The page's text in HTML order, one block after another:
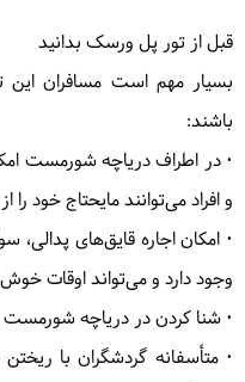
قبل از تور پل ورسک بدانید
بسیار مهم است مسافران این
باشند:
• در اطراف دریاچه شورمست
و افراد می‌توانند مایحتاج خود
• امکان اجاره قایق‌های
وجود دارد و می‌تواند اوقات خوش
• شنا کردن در دریاچه
• متأسفانه گردشگران با